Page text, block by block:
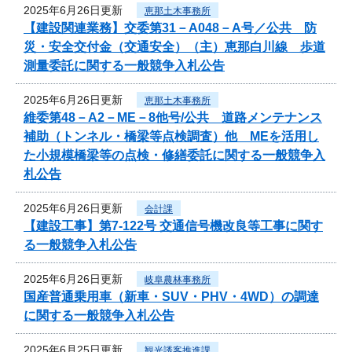
2025年6月26日更新 恵那土木事務所
【建設関連業務】交委第31－A048－A号／公共 防
災・安全交付金（交通安全）（主）恵那白川線 歩道
測量委託に関する一般競争入札公告
2025年6月26日更新 恵那土木事務所
維委第48－A2－ME－8他号/公共 道路メンテナンス
補助（トンネル・橋梁等点検調査）他 MEを活用し
た小規模橋梁等の点検・修繕委託に関する一般競争入
札公告
2025年6月26日更新 会計課
【建設工事】第7-122号 交通信号機改良等工事に関す
る一般競争入札公告
2025年6月26日更新 岐阜農林事務所
国産普通乗用車（新車・SUV・PHV・4WD）の調達
に関する一般競争入札公告